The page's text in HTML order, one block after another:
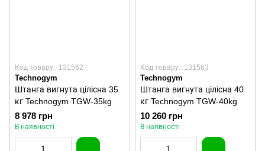
Код товару:: 131562
Technogym
Штанга вигнута цілісна 35
кг Technogym TGW-35kg
8 978 грн
В наявності
Код товару:: 131563
Technogym
Штанга вигнута цілісна 40
кг Technogym TGW-40kg
10 260 грн
В наявності